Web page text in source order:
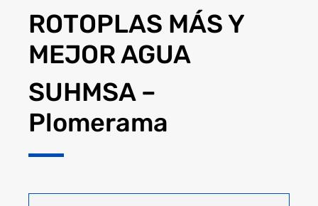
ROTOPLAS MÁS Y
MEJOR AGUA
SUHMSA –
Plomerama